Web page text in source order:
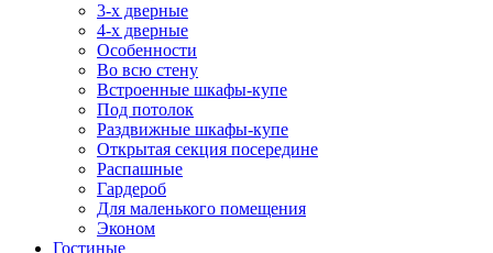
3-х дверные
4-х дверные
Особенности
Во всю стену
Встроенные шкафы-купе
Под потолок
Раздвижные шкафы-купе
Открытая секция посередине
Распашные
Гардероб
Для маленького помещения
Эконом
Гостиные